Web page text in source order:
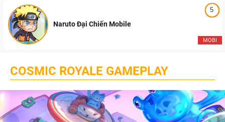
5
MOBI
Naruto Đại Chiến Mobile
COSMIC ROYALE GAMEPLAY